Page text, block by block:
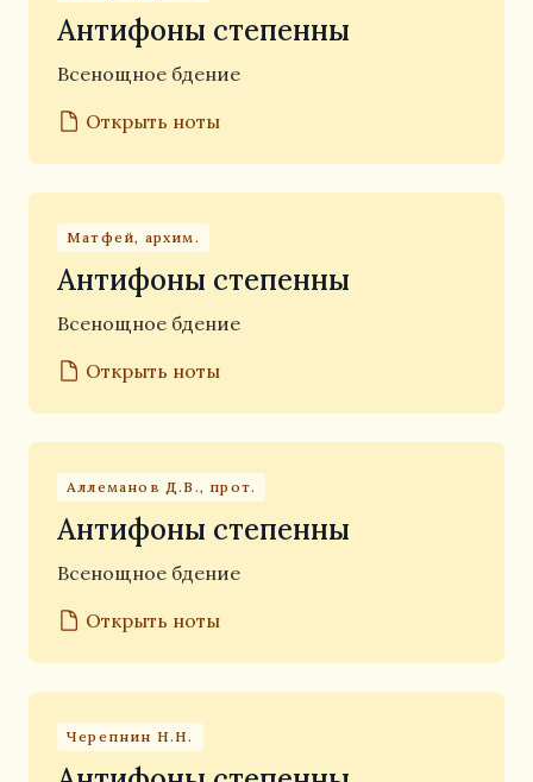
Антифоны степенны
Всенощное бдение
Открыть ноты
Матфей, архим.
Антифоны степенны
Всенощное бдение
Открыть ноты
Аллеманов Д.В., прот.
Антифоны степенны
Всенощное бдение
Открыть ноты
Черепнин Н.Н.